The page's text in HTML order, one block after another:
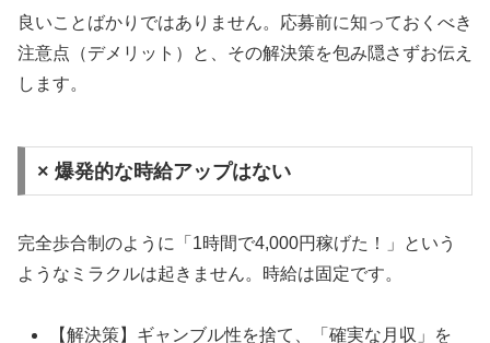
良いことばかりではありません。応募前に知っておくべき
注意点（デメリット）と、その解決策を包み隠さずお伝え
します。
× 爆発的な時給アップはない
完全歩合制のように「1時間で4,000円稼げた！」という
ようなミラクルは起きません。時給は固定です。
【解決策】ギャンブル性を捨て、「確実な月収」を